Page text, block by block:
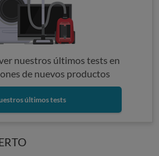
nuestros últimos tests en
de nuevos productos
últimos tests